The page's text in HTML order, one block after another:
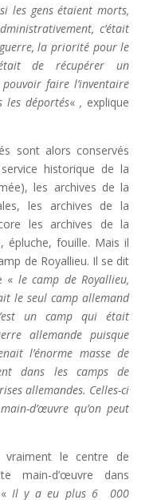
les gens étaient morts,
c’était
la priorité pour le
de récupérer un
faire l’inventaire
les déportés«, explique
sont alors conservés
historique de la
les archives de la
les archives de la
les archives de la
épluche, fouille. Mais il
de Royallieu. Il se dit
« le camp de Royallieu,
le seul camp allemand
un camp qui était
allemande puisque
l’énorme masse de
dans les camps de
allemandes. Celles-ci
d’œuvre qu’on peut
le centre de
main-d’œuvre dans
«Il y a eu plus 6 000